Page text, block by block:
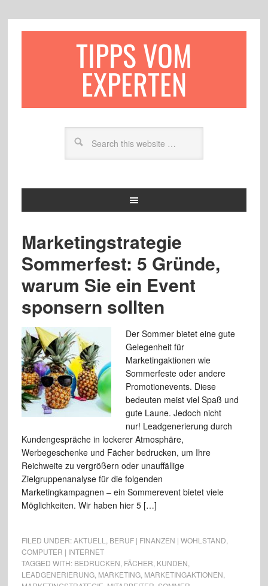
TIPPS VOM
EXPERTEN
Marketingstrategie
Sommerfest: 5 Gründe,
warum Sie ein Event
sponsern sollten
Der Sommer bietet eine gute
Gelegenheit für
Marketingaktionen wie
Sommerfeste oder andere
Promotionevents. Diese
bedeuten meist viel Spaß und
gute Laune. Jedoch nicht
nur! Leadgenerierung durch
Kundengespräche in lockerer Atmosphäre,
Werbegeschenke und Fächer bedrucken, um Ihre
Reichweite zu vergrößern oder unauffällige
Zielgruppenanalyse für die folgenden
Marketingkampagnen – ein Sommerevent bietet viele
Möglichkeiten. Wir haben hier 5 […]
FILED UNDER:AKTUELL BERUF | FINANZEN | WOHLSTAND
COMPUTER | INTERNET
TAGGED WITH: BEDRUCKEN FÄCHER KUNDEN
LEADGENERIERUNG, MARKETING, MARKETINGAKTIONEN